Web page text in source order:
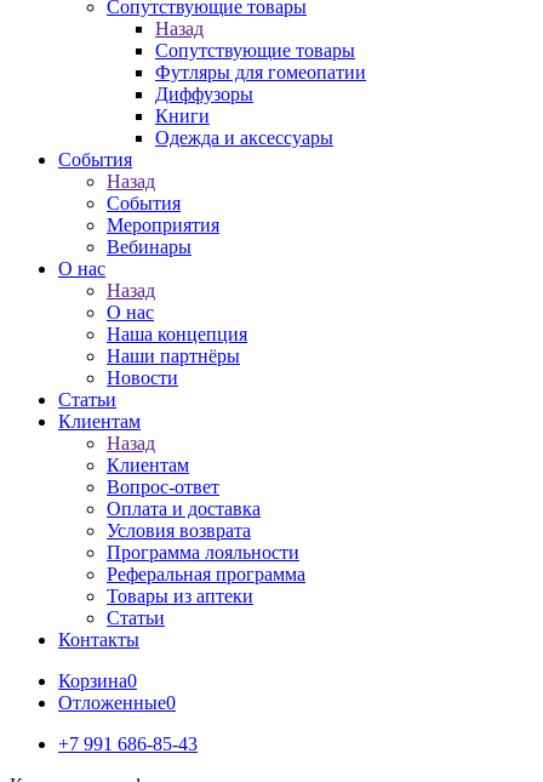
Сопутствующие товары
Назад
Сопутствующие товары
Футляры для гомеопатии
Диффузоры
Книги
Одежда и аксессуары
События
Назад
События
Мероприятия
Вебинары
О нас
Назад
О нас
Наша концепция
Наши партнёры
Новости
Статьи
Клиентам
Назад
Клиентам
Вопрос-ответ
Оплата и доставка
Условия возврата
Программа лояльности
Реферальная программа
Товары из аптеки
Статьи
Контакты
Корзина0
Отложенные0
+7 991 686-85-43